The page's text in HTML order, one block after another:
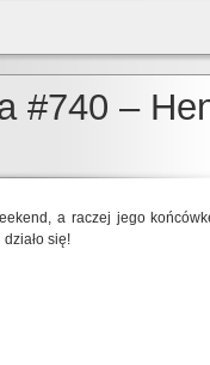
#740 –
a raczej jego
się!